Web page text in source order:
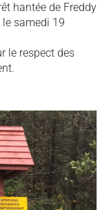
hantée de Freddy
samedi 19
le respect des